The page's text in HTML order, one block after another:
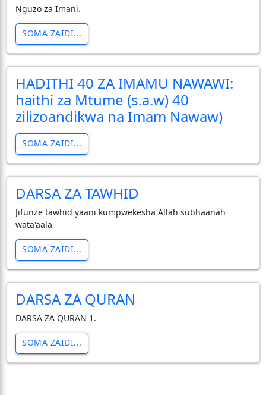
Nguzo za Imani.
SOMA ZAIDI...
HADITHI 40 ZA IMAMU NAWAWI:
haithi za Mtume (s.a.w) 40
zilizoandikwa na Imam Nawaw)
SOMA ZAIDI...
DARSA ZA TAWHID
Jifunze tawhid yaani kumpwekesha Allah subhaanah
wata'aala
SOMA ZAIDI...
DARSA ZA QURAN
DARSA ZA QURAN 1.
SOMA ZAIDI...